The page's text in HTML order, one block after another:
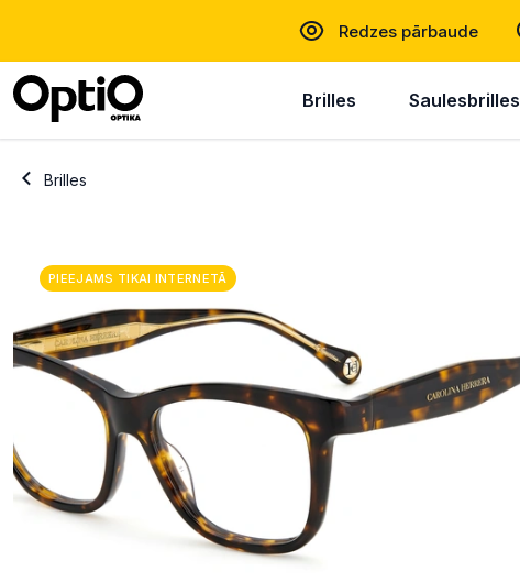
Redzes pārbaude
Brilles Saulesbrilles
Brilles
PIEEJAMS TIKAI INTERNETĀ